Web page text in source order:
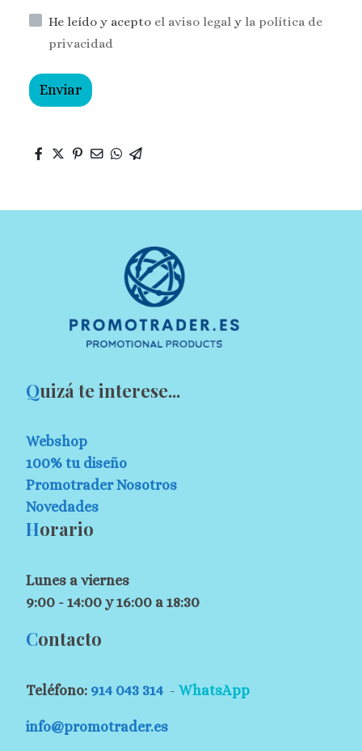
He leído y acepto el aviso legal y la política de
privacidad
Enviar
Quizá te interese...
Webshop
100% tu diseño
Promotrader Nosotros
Novedades
Horario
Lunes a viernes
9:00 - 14:00 y 16:00 a 18:30
Contacto
Teléfono: 914 043 314 - WhatsApp
info@promotrader.es